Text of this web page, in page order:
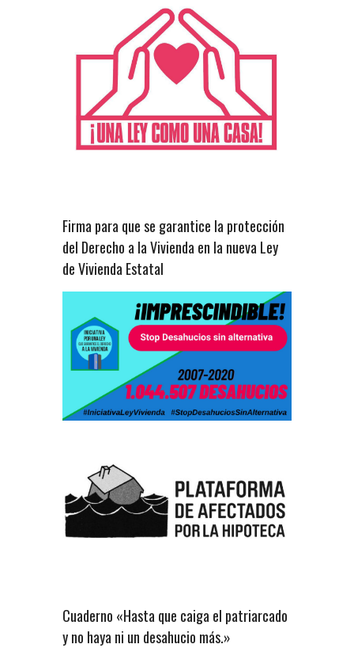
Firma para que se garantice la protección
del Derecho a la Vivienda en la nueva Ley
de Vivienda Estatal
Cuaderno «Hasta que caiga el patriarcado
y no haya ni un desahucio más.»